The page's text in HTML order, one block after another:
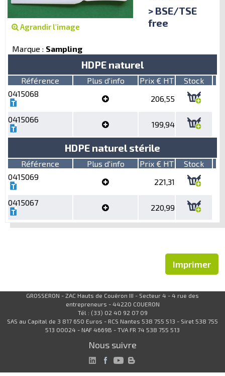
Agrandir l'image
> BSE/TSE
free
Marque : Sampling
HDPE naturel
Référence Plus d'info Prix € HT
Stock
0415068
206,55
0415066
199,94
HDPE naturel stérile
Référence Plus d'info Prix € HT
Stock
0415069
221,31
0415067
220,99
Imprimer
GROSSERON - ZAC Hauts de Couëron III - Secteur 4 - 4 rue des
entrepreneurs - 44220 COUERON
Tél : (33) 02 40 92 07 09
SAS au Capital de 3 817 650 Euros - RCS Nantes 538 755 513 - Siret 538 755
513 00024 - NAF 4669B - TVA FR 74 538 755 513
Nous suivre